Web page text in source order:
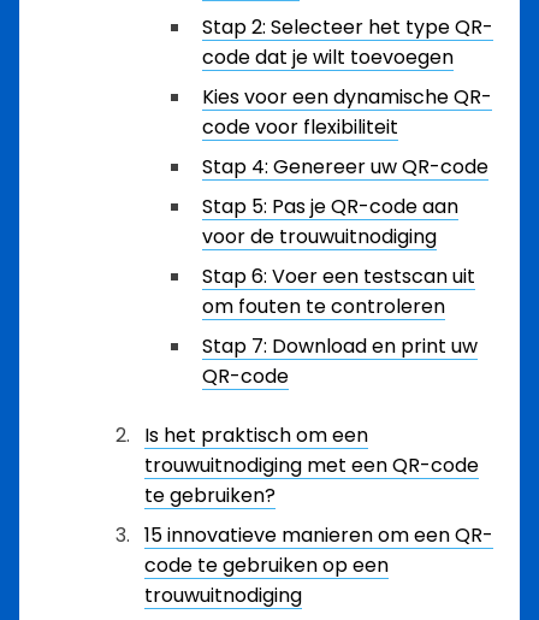
Stap 2: Selecteer het type QR-
code dat je wilt toevoegen
Kies voor een dynamische QR-
code voor flexibiliteit
Stap 4: Genereer uw QR-code
Stap 5: Pas je QR-code aan
voor de trouwuitnodiging
Stap 6: Voer een testscan uit
om fouten te controleren
Stap 7: Download en print uw
QR-code
Is het praktisch om een
trouwuitnodiging met een QR-code
te gebruiken?
15 innovatieve manieren om een QR-
code te gebruiken op een
trouwuitnodiging